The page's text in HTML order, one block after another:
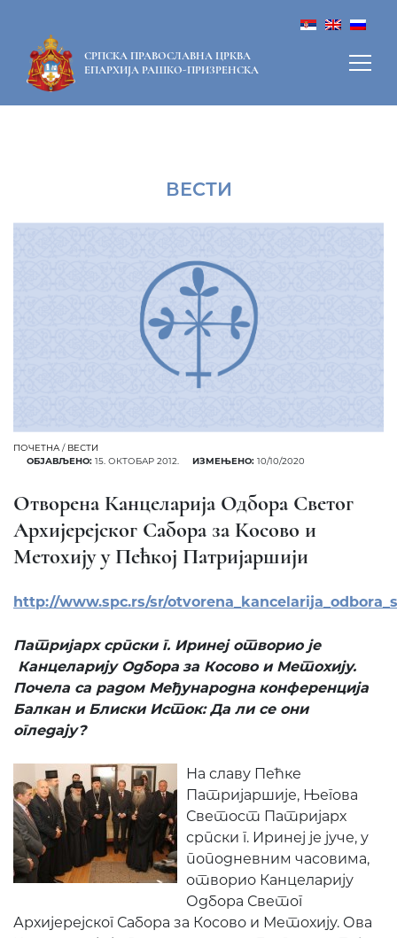
СРПСКА ПРАВОСЛАВНА ЦРКВА
ЕПАРХИЈА РАШКО-ПРИЗРЕНСКА
ВЕСТИ
ПОЧЕТНА / ВЕСТИ
ОБЈАВЉЕНО: 15. ОКТОБАР 2012. ИЗМЕЊЕНО: 10/10/2020
Отворена Канцеларија Одбора Светог
Архијерејског Сабора за Косово и
Метохију у Пећкој Патријаршији
http://www.spc.rs/sr/
Патријарх српски г. Иринеј отворио је
КанцеларијуОдбора за Косово и Метохију.
Почела са радом Међународна конференција
Балкан и Блиски Исток:Да ли се они
огледају?
На славу Пећке
Патријаршије, Његова
Светост Патријарх
српски г. Иринеј је јуче, у
поподневним часовима,
отворио Канцеларију
Одбора Светог
Архијерејског Сабора за Косово и Метохију. Ова